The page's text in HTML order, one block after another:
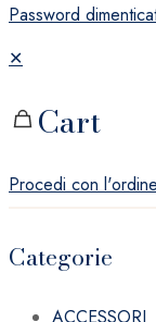
Password
✕
Cart
Procedi con l'ordine
Categorie